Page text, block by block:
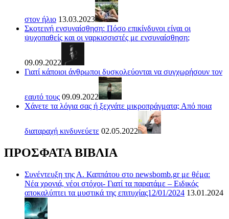
στον ήλιο 13.03.2023
Σκοτεινή ενσυναίσθηση: Πόσο επικίνδυνοι είναι οι
ψυχοπαθείς και οι ναρκισσιστές με ενσυναίσθηση;
09.09.2022
Γιατί κάποιοι άνθρωποι δυσκολεύονται να συγχωρήσουν τον
εαυτό τους 09.09.2022
Χάνετε τα λόγια σας ή ξεχνάτε μικροπράγματα; Από ποια
διαταραχή κινδυνεύετε 02.05.2022
ΠΡΟΣΦΑΤΑ ΒΙΒΛΙΑ
Συνέντευξη της Α. Καππάτου στο newsbomb.gr με θέμα:
Νέα χρονιά, νέοι στόχοι- Γιατί τα παρατάμε – Ειδικός
αποκαλύπτει τα μυστικά της επιτυχίας12/01/2024 13.01.2024